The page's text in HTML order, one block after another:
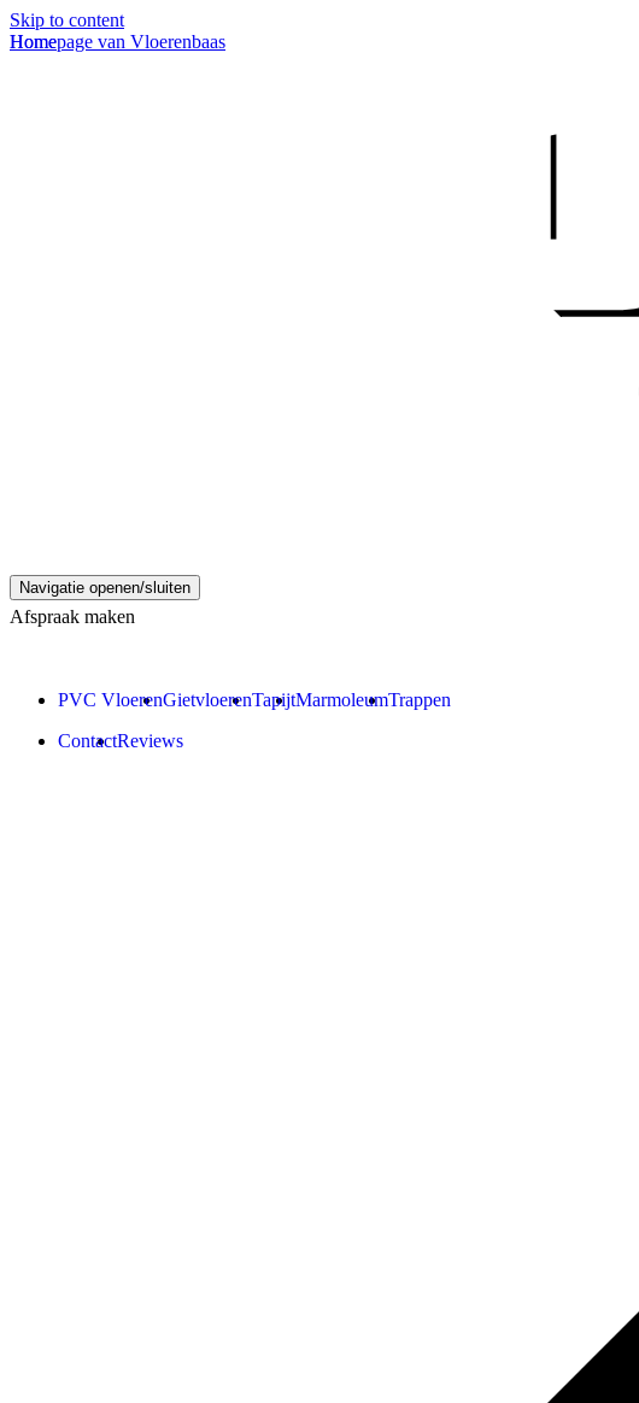
Skip to content
Homepage van Vloerenbaas
Navigatie openen/sluiten
Afspraak maken
PVC VloerenGietvloerenTapijtMarmoleumTrappen
ContactReviews
Home